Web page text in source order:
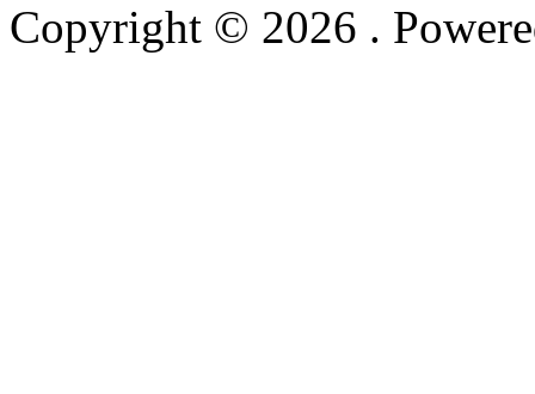
Copyright © 2026 .